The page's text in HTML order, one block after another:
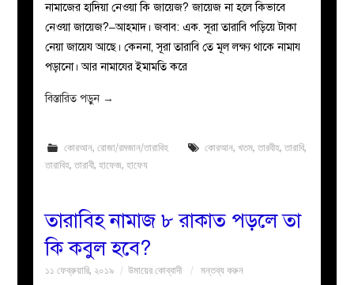
নামাজের হাদিয়া নেওয়া কি জায়েজ? জায়েজ না হলে কিভাবে
নেওয়া জায়েজ?–আহমাদ। জবাব: এক. সূরা তারাবি পড়িয়ে টাকা
নেয়া জায়েয আছে। কেননা, সূরা তারাবি তে মূল লক্ষ্য থাকে নামায
পড়ানো। আর নামাযের ইমামতি করে
বিস্তারিত পড়ুন →
কোরআন, রোজা/রমজান/তারাবিহ কোরআন, খতম, তারবীহ, তারাবি,
তারাবিহ,তারাবী,হাফেজ,হাফেয
তারাবিহ নামাজ ৮ রাকাত পড়লে তা
কি কবুল হবে?
১১ ফেব্রুয়ারি, ২০১৯ উমায়ের কোব্বাদী মন্তব্য করুন